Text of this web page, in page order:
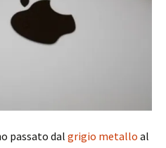
passato dal grigio metallo al